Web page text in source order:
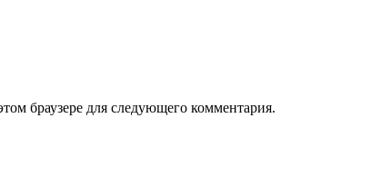
браузере для следующего комментария.